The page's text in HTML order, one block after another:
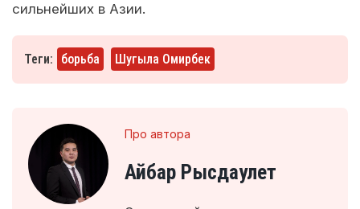
сильнейших в Азии.
Теги: борьба Шугыла Омирбек
Про автора
Айбар Рысдаулет